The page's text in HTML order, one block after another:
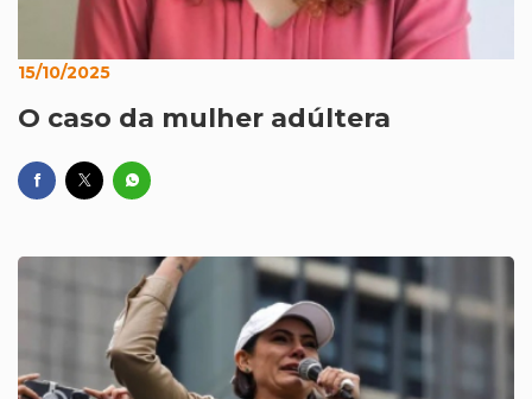
15/10/2025
O caso da mulher adúltera